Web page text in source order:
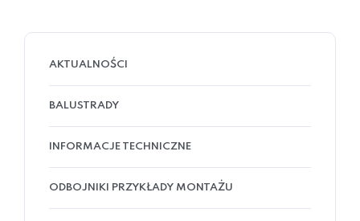
AKTUALNOŚCI
BALUSTRADY
INFORMACJE TECHNICZNE
ODBOJNIKI PRZYKŁADY MONTAŻU